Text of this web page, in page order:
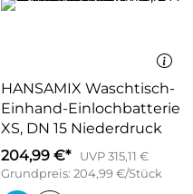
HANSAMIX Waschtisch-
Einhand-Einlochbatterie
XS, DN 15 Niederdruck
204,99 €*
UVP 315,11 €
Grundpreis: 204,99 €/Stück